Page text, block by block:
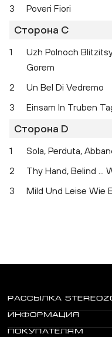
3
Poveri Fiori
Сторона C
1
Uzh Polnoch
Gorem
2 Un Bel Di Vedremo
3
Einsam In Truben
Сторона D
1 Sola, Perduta,
2
Thy Hand, Belind ...
3
Mild Und Leise Wie
РАССЫЛКА
ИНФОРМАЦИЯ
ПОКУПАТЕЛЯМ